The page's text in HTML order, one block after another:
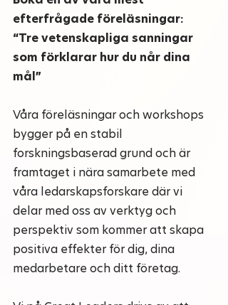
efterfrågade föreläsningar:
“Tre vetenskapliga sanningar
som förklarar hur du når dina
mål”
Våra föreläsningar och workshops
bygger på en stabil
forskningsbaserad grund och är
framtaget i nära samarbete med
våra ledarskapsforskare där vi
delar med oss av verktyg och
perspektiv som kommer att skapa
positiva effekter för dig, dina
medarbetare och ditt företag.